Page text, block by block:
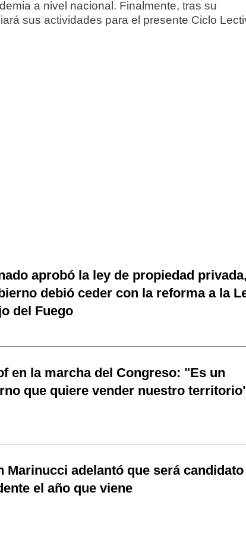
a nivel nacional. Finalmente, tras su
sus actividades para el presente Ciclo
aprobó la ley de propiedad
debió ceder con la reforma a la
del Fuego
en la marcha del Congreso: "Es un
que quiere vender nuestro
Marinucci adelantó que será candidato
el año que viene